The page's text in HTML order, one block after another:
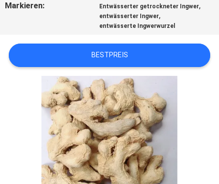
SIE
EIN
SITEMAP
PRIVACY
Markieren: Entwässerter getrockneter Ingwer,
entwässerter Ingwer,
entwässerte Ingwerwurzel
BESTPREIS